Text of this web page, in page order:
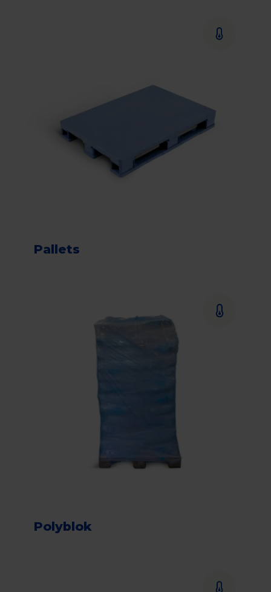
Pallets
Polyblok